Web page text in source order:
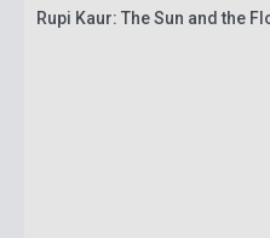
Rupi Kaur: The Sun and the